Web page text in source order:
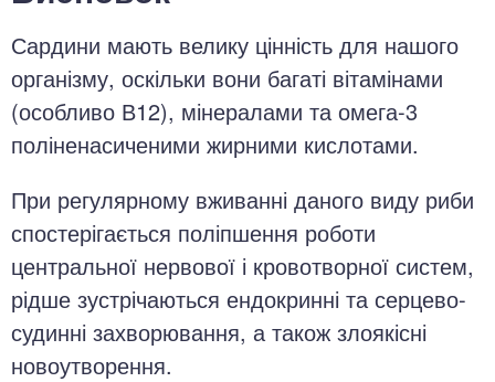
Сардини мають велику цінність для нашого
організму, оскільки вони багаті вітамінами
(особливо В12), мінералами та омега-3
поліненасиченими жирними кислотами.
При регулярному вживанні даного виду риби
спостерігається поліпшення роботи
центральної нервової і кровотворної систем,
рідше зустрічаються ендокринні та серцево-
судинні захворювання, а також злоякісні
новоутворення.